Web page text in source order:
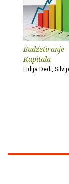
Budžetiranje
Kapitala
Lidija Dedi,